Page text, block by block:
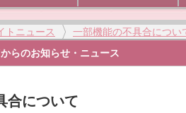
トニュース
一部機能の不具合につい
らのお知らせ・ニュース
合について